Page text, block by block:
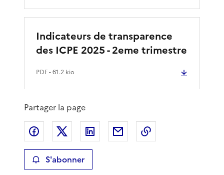
Indicateurs de transparence
des ICPE 2025 - 2eme trimestre
PDF- 61.2 kio
Partager la page
Partager sur Facebook
Partager sur XPartager sur LinkedIn
Partager par email
S'abonner